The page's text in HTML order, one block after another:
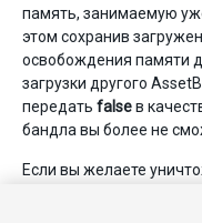
память, занимаемую
этом сохранив
освобождения памяти
загрузки другого
передать falseв
бандла вы более не
Если вы желаете